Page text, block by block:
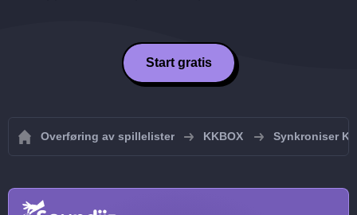
Start gratis
Overføring av spillelister KKBOX Synkroniser